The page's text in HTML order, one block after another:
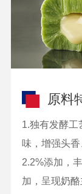
原料
1.独有发酵工
味，增强头香
2.2%添加，
加，呈现奶酪